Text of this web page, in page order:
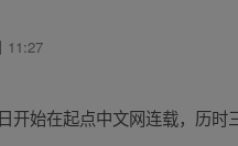
11:27
开始在起点中文网连载，历